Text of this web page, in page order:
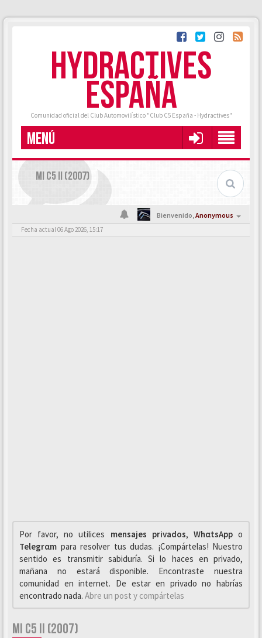
HYDRACTIVES
ESPAÑA
Comunidad oficial del Club Automovilístico "Club C5 España - Hydractives"
MENÚ
MI C5 II (2007)
Bienvenido,Anonymous
Fecha actual 06 Ago 2026, 15:17
Por favor, no utilices mensajes privados, WhαtsAppo
Telegrαm para resolver tus dudas. ¡Compártelas! Nuestro
sentido es transmitir sabiduría. Si lo haces en privado,
mañana no estará disponible. Encontraste nuestra
comunidad en internet. De estar en privado no habrías
encontrado nada. Abre un post y compártelas
MI C5 II (2007)